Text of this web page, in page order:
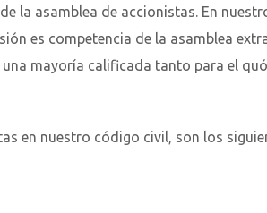
la asamblea de accionistas. En
es competencia de la asamblea
mayoría calificada tanto para el
en nuestro código civil, son los